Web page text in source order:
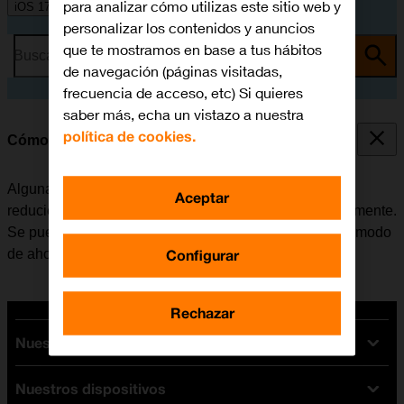
iOS 17
Busca por problema o tema
Cómo ahorrar batería
Algunas funciones del móvil consumen mucha batería,
reduciendo así la autonomía del teléfono considerablemente.
Se puede reducir el consumo de energía, activando el modo
de ahorro de batería.
Nuestras tarifas
Tarifas Orange
Nuestros dispositivos
para analizar cómo utilizas este sitio web y
personalizar los contenidos y anuncios
que te mostramos en base a tus hábitos
de navegación (páginas visitadas,
frecuencia de acceso, etc) Si quieres
saber más, echa un vistazo a nuestra
política de cookies.
Configurar
Rechazar
Aceptar